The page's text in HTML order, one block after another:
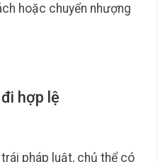
hoặc chuyển nhượng
hợp lệ
pháp luật, chủ thể có